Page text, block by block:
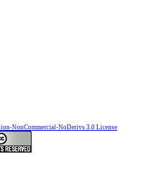
NonCommercial-NoDerivs 3.0 License